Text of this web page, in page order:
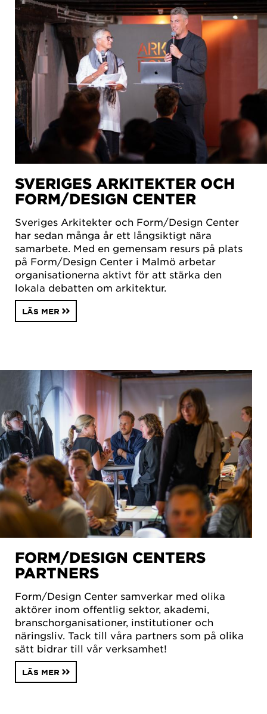
SVERIGES ARKITEKTER OCH
FORM/DESIGN CENTER
Sveriges Arkitekter och Form/Design Center
har sedan många år ett långsiktigt nära
samarbete. Med en gemensam resurs på plats
på Form/Design Center i Malmö arbetar
organisationerna aktivt för att stärka den
lokala debatten om arkitektur.
LÄS MER
FORM/DESIGN CENTERS
PARTNERS
Form/Design Center samverkar med olika
aktörer inom offentlig sektor, akademi,
branschorganisationer, institutioner och
näringsliv. Tack till våra partners som på olika
sätt bidrar till vår verksamhet!
LÄS MER